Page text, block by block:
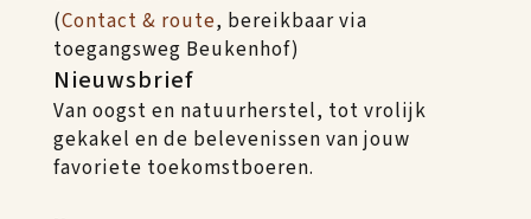
(Contact & route, bereikbaar via
toegangsweg Beukenhof)
Nieuwsbrief
Van oogst en natuurherstel, tot vrolijk
gekakel en de belevenissen van jouw
favoriete toekomstboeren.